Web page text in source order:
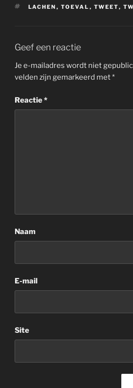
TAGS
LACHEN , TOEVAL , TWEET,
Geef een reactie
Je e-mailadres wordt niet
velden zijn gemarkeerd met*
Reactie*
Naam
E-mail
Site